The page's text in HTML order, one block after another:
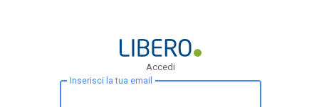
Accedi
Inserisci la tua email